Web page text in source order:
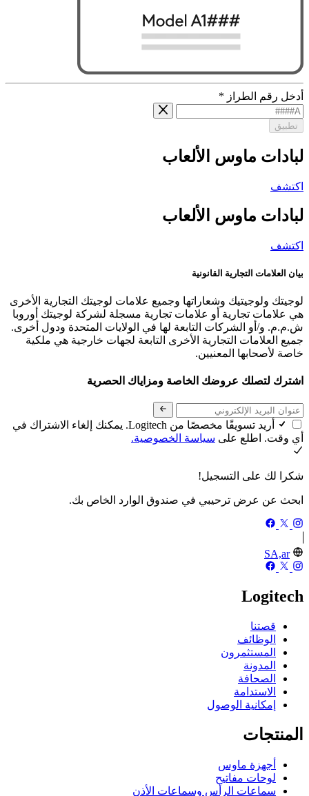
أدخل رقم الطراز *
تطبيق
لبادات ماوس الألعاب
اكتشف
لبادات ماوس الألعاب
اكتشف
بيان العلامات التجارية القانونية
لوجيتك ولوجيتيك وشعاراتها وجميع علامات لوجيتك التجارية الأخرى
هي علامات تجارية أو علامات تجارية مسجلة لشركة لوجيتك أوروبا
ش.م.م. و/أو الشركات التابعة لها في الولايات المتحدة ودول أخرى.
جميع العلامات التجارية الأخرى التابعة لجهات خارجية هي ملكية
خاصة لأصحابها المعنيين.
اشترك لتصلك عروضك الخاصة ومزاياك الحصرية
أريد تسويقًا مخصصًا من Logitech. يمكنك إلغاء الاشتراك في
أي وقت. اطلع على سياسة الخصوصية.
شكرا لك على التسجيل!
ابحث عن عرض ترحيبي في صندوق الوارد الخاص بك.
SA,ar
Logitech
قصتنا
الوظائف
المستثمرون
المدونة
الصحافة
الاستدامة
إمكانية الوصول
المنتجات
أجهزة ماوس
لوحات مفاتيح
سماعات الرأس وسماعات الأذن